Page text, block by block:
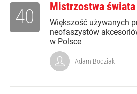
Mistrzostwa
Większość używanych
neofaszystów
w Polsce
40
Adam Bodziak